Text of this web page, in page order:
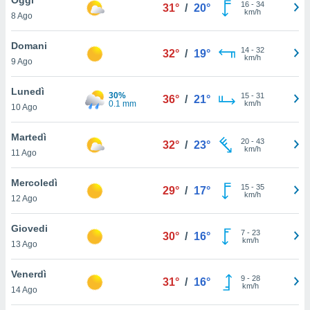
è
al sito
di
ci
di
il
un
la
nella
8 Ago
31° / 20° 16- 34
km/h
Domani
9 Ago
32° / 19° 14- 32
km/h
Lunedì
10 Ago
30%
0.1 mm
36° / 21° 15- 31
km/h
Martedì
11 Ago
32° / 23° 20- 43
km/h
Mercoledì
12 Ago
29° / 17° 15- 35
km/h
Giovedi
13 Ago
30° / 16° 7- 23
km/h
Venerdì
14 Ago
31° / 16° 9- 28
km/h